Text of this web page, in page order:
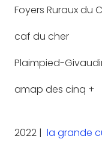
Foyers Ruraux du
caf du cher
Plaimpied-
amap des cinq +
2022 | la grande